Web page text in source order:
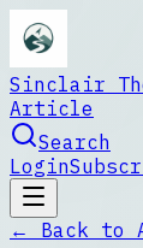
Sinclair
Article
Search
Login
← Back to